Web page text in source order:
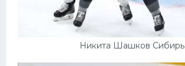
Никита Шашков Сибирь